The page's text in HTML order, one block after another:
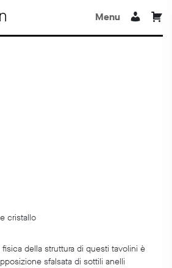
Menu
cristallo
della struttura di questi tavolini è
sfalsata di sottili anelli